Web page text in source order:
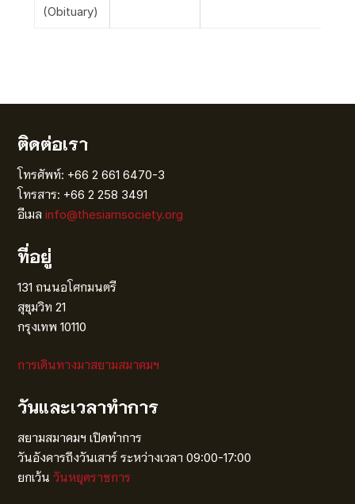
(Obituary)
ติดต่อเรา
โทรศัพท์: +66 2 661 6470-3
โทรสาร: +66 2 258 3491
อีเมลinfo@thesiamsociety.org
ที่อยู่
131 ถนนอโศกมนตรี
สุขุมวิท 21
กรุงเทพ 10110
การเดินทางมาสยามสมาคมฯ
วันและเวลาทำการ
สยามสมาคมฯ เปิดทำการ
วันอังคารถึงวันเสาร์ ระหว่างเวลา 09:00-17:00
ยกเว้นวันหยุดราชการ